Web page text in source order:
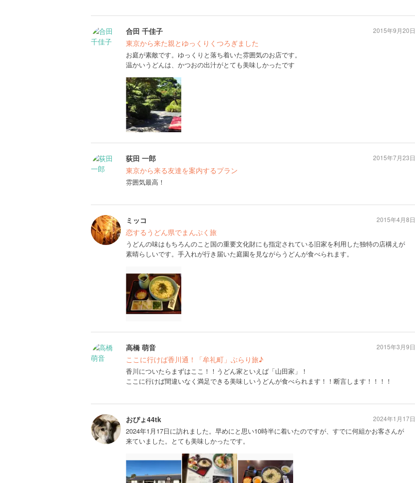
合田 千佳子
東京から来た親とゆっくりくつろぎました
お庭が素敵です。ゆっくりと落ち着いた雰囲気のお店です。
温かいうどんは、かつおの出汁がとても美味しかったです
2015年9月20日
荻田 一郎
東京から来る友達を案内するプラン
雰囲気最高！
2015年7月23日
ミッコ
恋するうどん県でまんぷく旅
うどんの味はもちろんのこと国の重要文化財にも指定されている旧家を利用した独特の店構えが
素晴らしいです。手入れが行き届いた庭園を見ながらうどんが食べられます。
2015年4月8日
高橋 萌音
ここに行けば香川通！「牟礼町」ぶらり旅♪
香川についたらまずはここ！！うどん家といえば「山田家」！
ここに行けば間違いなく満足できる美味しいうどんが食べられます！！断言します！！！！
2015年3月9日
おぴょ44tk
2024年1月17日に訪れました。早めにと思い10時半に着いたのですが、すでに何組かお客さんが
来ていました。とても美味しかったです。
2024年1月17日